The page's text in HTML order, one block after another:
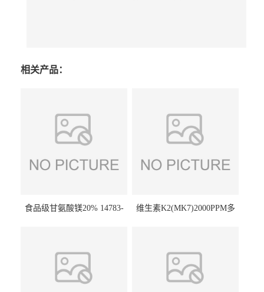
相关产品：
食品级甘氨酸镁20% 14783-
维生素K2(MK7)2000PPM多